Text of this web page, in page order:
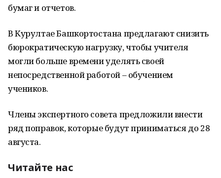
бумаг и отчетов.
В Курултае Башкортостана предлагают снизить
бюрократическую нагрузку, чтобы учителя
могли больше времени уделять своей
непосредственной работой – обучением
учеников.
Члены экспертного совета предложили внести
ряд поправок, которые будут приниматься до 28
августа.
Читайте нас